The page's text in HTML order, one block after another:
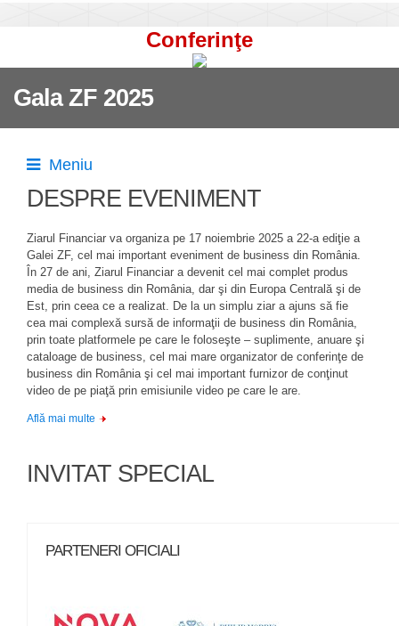
Conferinţe
Gala ZF 2025
Meniu
DESPRE EVENIMENT
Ziarul Financiar va organiza pe 17 noiembrie 2025 a 22-a ediţie a
Galei ZF, cel mai important eveniment de business din România.
În 27 de ani, Ziarul Financiar a devenit cel mai complet produs
media de business din România, dar şi din Europa Centrală şi de
Est, prin ceea ce a realizat. De la un simplu ziar a ajuns să fie
cea mai complexă sursă de informaţii de business din România,
prin toate platformele pe care le foloseşte – suplimente, anuare şi
cataloage de business, cel mai mare organizator de conferinţe de
business din România şi cel mai important furnizor de conţinut
video de pe piaţă prin emisiunile video pe care le are.
Află mai multe
INVITAT SPECIAL
PARTENERI OFICIALI